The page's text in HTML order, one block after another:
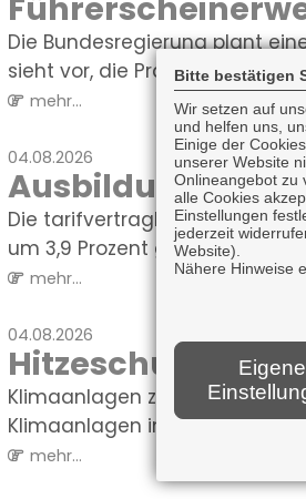
Die Bundesregierung plant
sieht vor, die Präsenzpflicht
mehr...
04.08.2026
Die tarifvertraglichen
um 3,9 Prozent gestiegen. In vi...
mehr...
04.08.2026
Hitzeschutz als
Klimaanlagen zu Hause
Klimaanlagen in Wohnungen
mehr...
Bitte bestätigen
Wir setzen auf
und helfen uns,
Einige der
unserer Website
Onlineangebot zu
alle Cookies
Einstellungen
jederzeit
Website).
Nähere Hinweise
Eigene